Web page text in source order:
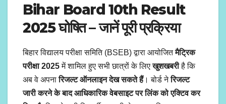
Bihar Board 10th Result
2025घोषित – जानें पूरी प्रक्रिया
बिहार विद्यालय परीक्षा समिति (BSEB) द्वारा आयोजितमैट्रिक
परीक्षा 2025में शामिल हुए सभी छात्रों के लिएखुशखबरीहै कि
अब वे अपनारिजल्ट ऑनलाइन देख सकते हैं। बोर्ड नेरिजल्ट
जारी करने के बाद आधिकारिक वेबसाइट पर लिंक को एक्टिव कर